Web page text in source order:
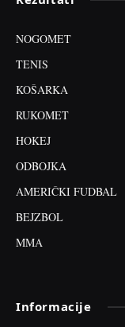
NOGOMET
TENIS
KOŠARKA
RUKOMET
HOKEJ
ODBOJKA
AMERIČKI FUDBAL
BEJZBOL
MMA
Informacije